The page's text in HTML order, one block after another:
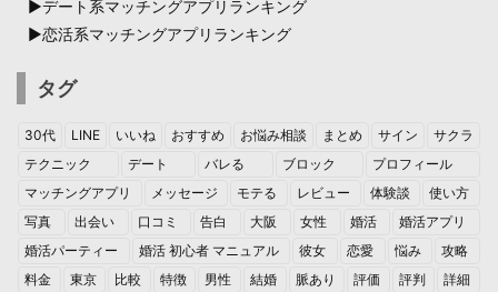
▶︎デート系マッチングアプリランキング
▶︎恋活系マッチングアプリランキング
タグ
30代 LINE いいね おすすめ お悩み相談 まとめ サイン
サクラ
テクニック
デート バレる ブロック
プロフィール
マッチングアプリ
メッセージ モテる レビュー 体験談
使い方
写真
出会い 口コミ 告白 大阪 女性 婚活
婚活アプリ
婚活パーティー
婚活 初心者 マニュアル 彼女 恋愛 悩み
攻略
料金
東京 比較 特徴 男性 結婚 脈あり 評価 評判 詳細